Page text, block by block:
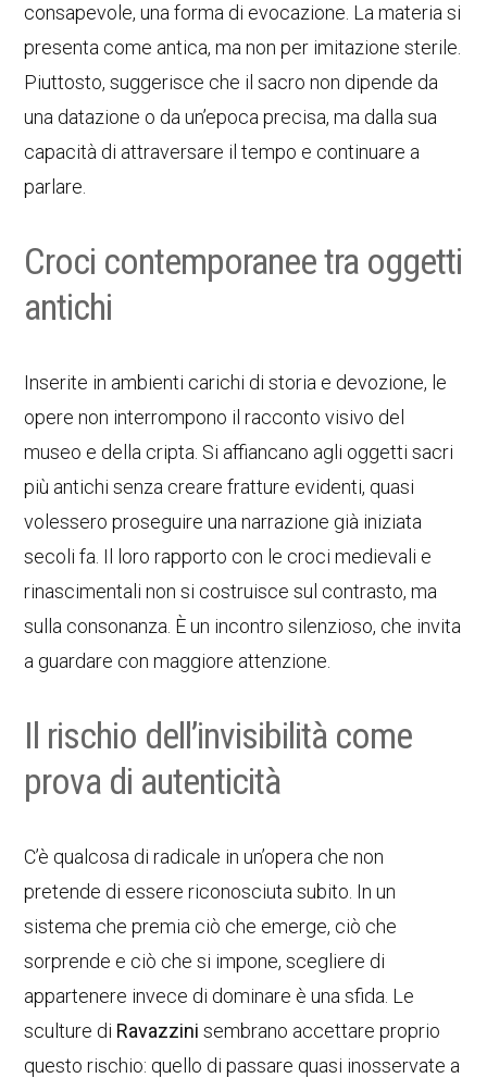
consapevole, una forma di evocazione. La materia si
presenta come antica, ma non per imitazione sterile.
Piuttosto, suggerisce che il sacro non dipende da
una datazione o da un’epoca precisa, ma dalla sua
capacità di attraversare il tempo e continuare a
parlare.
Croci contemporanee tra oggetti
antichi
Inserite in ambienti carichi di storia e devozione, le
opere non interrompono il racconto visivo del
museo e della cripta. Si affiancano agli oggetti sacri
più antichi senza creare fratture evidenti, quasi
volessero proseguire una narrazione già iniziata
secoli fa. Il loro rapporto con le croci medievali e
rinascimentali non si costruisce sul contrasto, ma
sulla consonanza. È un incontro silenzioso, che invita
a guardare con maggiore attenzione.
Il rischio dell’invisibilità come
prova di autenticità
C’è qualcosa di radicale in un’opera che non
pretende di essere riconosciuta subito. In un
sistema che premia ciò che emerge, ciò che
sorprende e ciò che si impone, scegliere di
appartenere invece di dominare è una sfida. Le
sculture di Ravazzini sembrano accettare proprio
questo rischio: quello di passare quasi inosservate a